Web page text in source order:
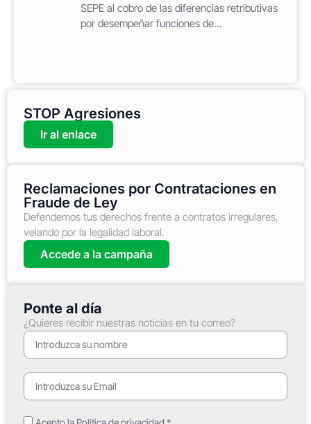
SEPE al cobro de las diferencias retributivas
por desempeñar funciones de...
STOP Agresiones
Ir al enlace
Reclamaciones por Contrataciones en
Fraude de Ley
Defendemos tus derechos frente a contratos irregulares,
velando por la legalidad laboral.
Accede a la campaña
Ponte al día
¿Quieres recibir nuestras noticias en tu correo?